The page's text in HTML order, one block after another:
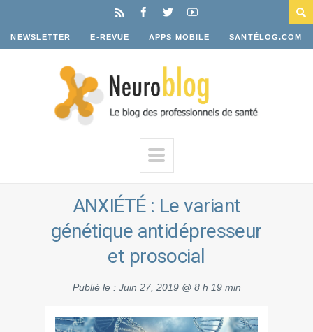
NEWSLETTER E-REVUE APPS MOBILE SANTÉLOG.COM
ANXIÉTÉ : Le variant
génétique antidépresseur
et prosocial
Publié le : Juin 27, 2019 @ 8 h 19 min